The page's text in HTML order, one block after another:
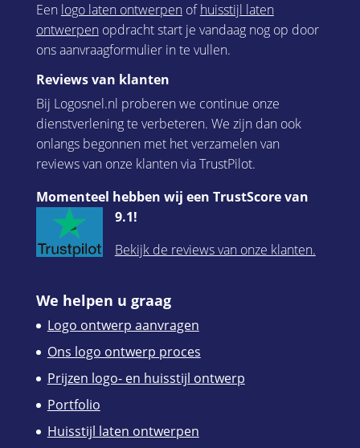
Een logo laten ontwerpenofhuisstijl laten
ontwerpenopdracht start je vandaag nog op door
ons aanvraagformulier in te vullen.
Reviews van klanten
Bij Logosnel.nl proberen we continue onze
dienstverlening te verbeteren. We zijn dan ook
onlangs begonnen met het verzamelen van
reviews van onze klanten via TrustPilot.
Momenteel hebben wij een TrustScore van
9.1!
Bekijk de reviews van onze klanten.
We helpen u graag
Logo ontwerp aanvragen
Ons logo ontwerp proces
Prijzen logo- en huisstijl ontwerp
Portfolio
Huisstijl laten ontwerpen